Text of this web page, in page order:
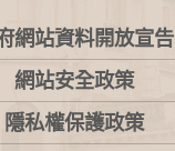
網站資料開放宣告
網站安全政策
隱私權保護政策